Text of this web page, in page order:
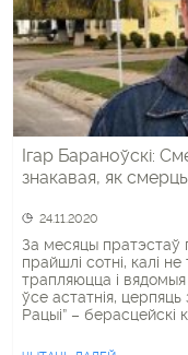
Ігар Бараноўскі:
знакавая, як
24.11.2020
За месяцы пратэстаў
прайшлі сотні, калі
трапляюцца і вядомыя
ўсе астатнія,
Рацыі” – берасцейскі
Ігар Бараноўскі, які